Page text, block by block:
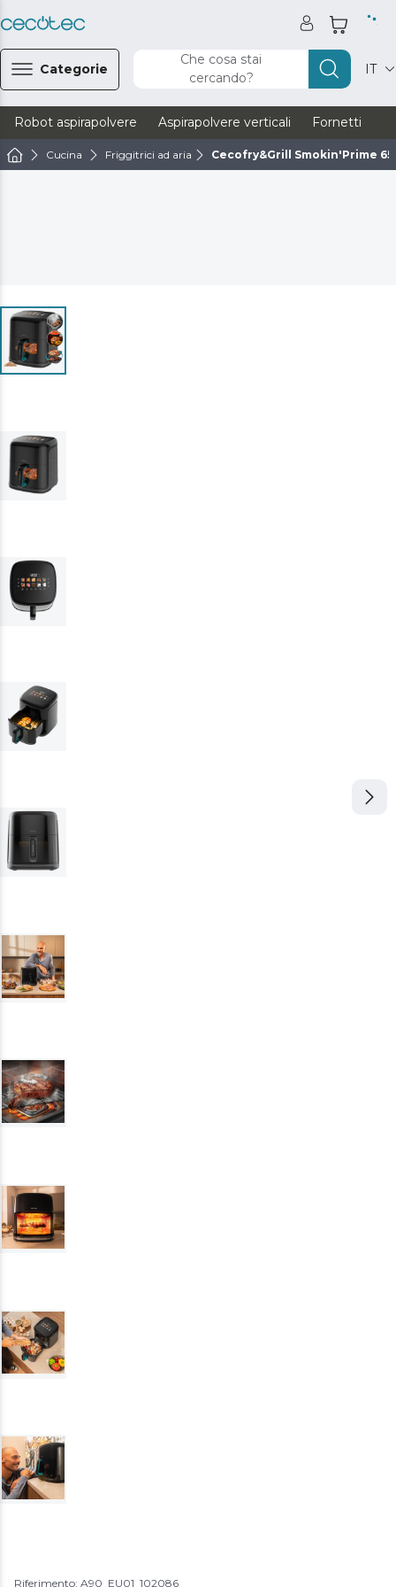
Categorie
Che cosa stai
cercando?
IT
Robot aspirapolvere Aspirapolvere verticali Fornetti
Cucina Friggitrici ad aria Cecofry&Grill Smokin'Prime
Riferimento: A90_EU01_102086